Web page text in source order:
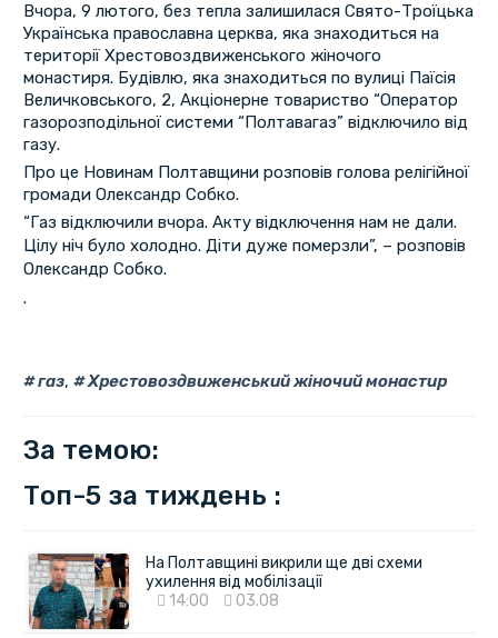
Вчора, 9 лютого, без тепла залишилася Свято-Троїцька
Українська православна церква, яка знаходиться на
території Хрестовоздвиженського жіночого
монастиря. Будівлю, яка знаходиться по вулиці Паїсія
Величковського, 2, Акціонерне товариство “Оператор
газорозподільної системи “Полтавагаз” відключило від
газу.
Про це Новинам Полтавщини розповів голова релігійної
громади Олександр Собко.
“Газ відключили вчора. Акту відключення нам не дали.
Цілу ніч було холодно. Діти дуже померзли”, – розповів
Олександр Собко.
.
газ, Хрестовоздвиженський жіночий монастир
За темою:
Топ-5 за тиждень :
На Полтавщині викрили ще дві схеми
ухилення від мобілізації
14:00
03.08